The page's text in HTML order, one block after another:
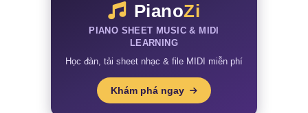
PianoZi
PIANO SHEET MUSIC & MIDI
LEARNING
Học đàn, tải sheet nhạc & file MIDI miễn phí
Khám phá ngay